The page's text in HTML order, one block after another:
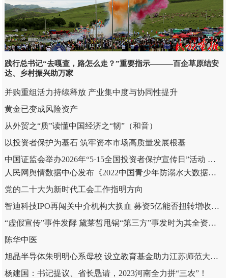
践行总书记“去嘎查，路怎么走？”重要指示———百企草原结安
达、乡村振兴助万家
并购重组活力持续释放 产业集中度与协同性提升
黄金已变成风险资产
从外贸之“质”读懂中国经济之“韧”（和音）
以投资者保护为基石 筑牢资本市场高质量发展根基
中国证监会举办2026年“5·15全国投资者保护宣传日”活动 健全投融资相协调市场功能 多措并举支持投资者依法维权
人民网舆情数据中心发布《2022中国青少年防溺水大数据报告》
党的二十大为新时代工会工作指明方向
智迪科技IPO再闯关中介机构大换血 募资5亿能否扭转增收不增利困局
“虚假宣传”事件发酵 黛莱皙甩锅“第三方”事发时为其全资子公司
陈华中医
旭晶半导体朱明明心系母校 设立教育基金助力江苏师范大学发展
杨建国：书记提议、省长恳请，2023河南全力拼“三农”！